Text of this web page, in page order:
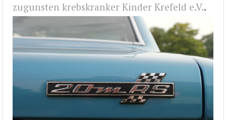
zugunsten krebskranker Kinder Krefeld e.V..